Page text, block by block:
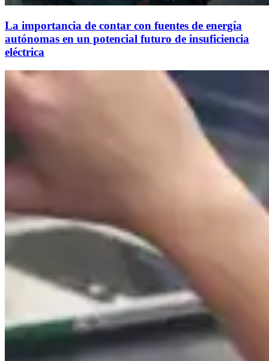
La importancia de contar con fuentes de energía
autónomas en un potencial futuro de insuficiencia
eléctrica